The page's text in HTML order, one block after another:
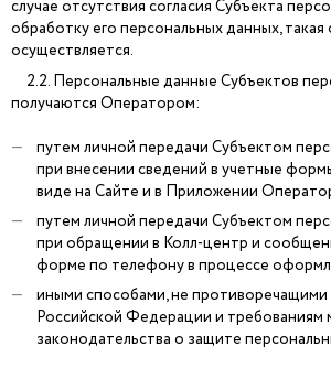
случае отсутствия согласия Субъекта
обработку его персональных данных, такая
осуществляется.
2.2. Персональные данные Субъектов
получаются Оператором:
путем личной передачи Субъектом
при внесении сведений в учетные
виде на Сайте и в Приложении
путем личной передачи Субъектом
при обращении в Колл-центр и
форме по телефону в процессе
иными способами, не противоречащими
Российской Федерации и требованиям
законодательства о защите